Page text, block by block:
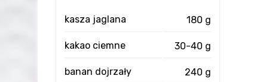
kasza jaglana 180 g
kakao ciemne 30-40 g
banan dojrzały 240 g